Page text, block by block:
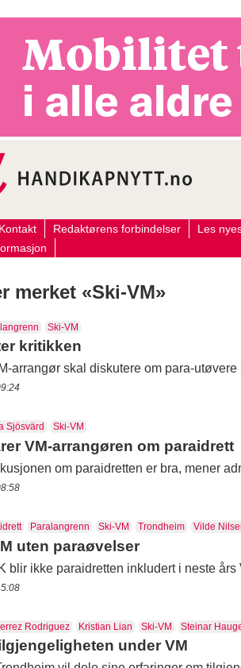
Kontakt Redaktørens forbindelser Les
merket «Ski-VM»
Ski-VM
kritikken
arrangør skal diskutere om para-utøvere
Sjösvärd Ski-VM
VM-arrangøren om paraidrett
om paraidretten er bra, mener
Paralangrenn Ski-VM Trondheim Vilde
uten paraøvelser
blir ikke paraidretten inkludert i neste
Rodriguez Kristian Lian Ski-VM Steinar
under VM